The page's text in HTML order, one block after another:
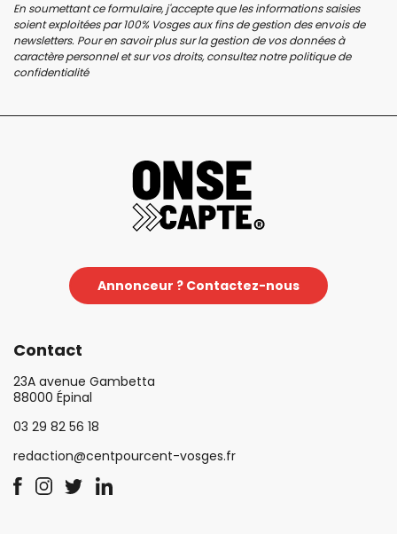
En soumettant ce formulaire, j'accepte que les informations saisies
soient exploitées par 100% Vosges aux fins de gestion des envois de
newsletters. Pour en savoir plus sur la gestion de vos données à
caractère personnel et sur vos droits, consultez notrepolitique de
confidentialité
Annonceur ? Contactez-nous
Contact
23A avenue Gambetta
88000 Épinal
03 29 82 56 18
redaction@centpourcent-vosges.fr